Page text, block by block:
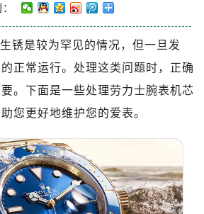
：
锈是较为罕见的情况，但一旦发
正常运行。处理这类问题时，正确
。下面是一些处理劳力士腕表机芯
您更好地维护您的爱表。